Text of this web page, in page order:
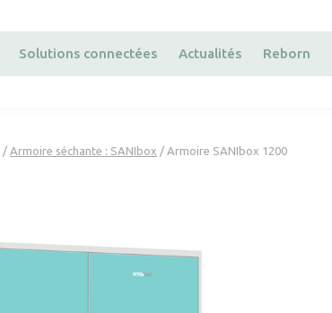
Solutions connectées Actualités Reborn
/ Armoire séchante : SANIbox / Armoire SANIbox 1200